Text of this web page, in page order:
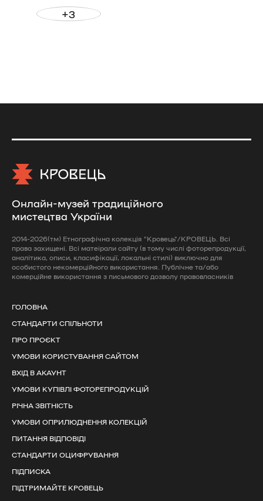
+3
Онлайн-музей традиційного
мистецтва України
2014-2026(тм) Етнографічна колекція "Кровець"/КРОВЕЦЬ. Всі
права захищені. Всі матеірали сайту (в тому числі фоторепродукції,
аналітика, описи, класифікації, локальні стилі) виключно для
особистого некомерційного використання. Публічне та/або
комерційне використання з письмового дозволу правовласників
ГОЛОВНА
СТАНДАРТИ СПІЛЬНОТИ
ПРО ПРОЄКТ
УМОВИ КОРИСТУВАННЯ САЙТОМ
ВХІД В АКАУНТ
УМОВИ КУПІВЛІ ФОТОРЕПРОДУКЦІЙ
РІЧНА ЗВІТНІСТЬ
УМОВИ ОПРИЛЮДНЕННЯ КОЛЕКЦІЙ
ПИТАННЯ ВІДПОВІДІ
СТАНДАРТИ ОЦИФРУВАННЯ
ПІДПИСКА
ПІДТРИМАЙТЕ КРОВЕЦЬ